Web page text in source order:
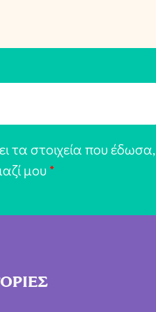
τα στοιχεία που έδωσα,
μου *